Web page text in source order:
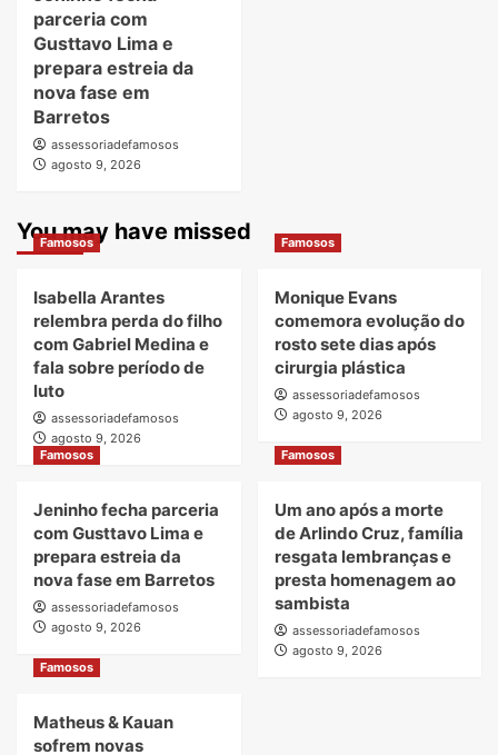
parceria com
Gusttavo Lima e
prepara estreia da
nova fase em
Barretos
assessoriadefamosos
agosto 9, 2026
You may have missed
Famosos
Isabella Arantes
relembra perda do filho
com Gabriel Medina e
fala sobre período de
luto
assessoriadefamosos
agosto 9, 2026
Famosos
Monique Evans
comemora evolução do
rosto sete dias após
cirurgia plástica
assessoriadefamosos
agosto 9, 2026
Famosos
Jeninho fecha parceria
com Gusttavo Lima e
prepara estreia da
nova fase em Barretos
assessoriadefamosos
agosto 9, 2026
Famosos
Um ano após a morte
de Arlindo Cruz, família
resgata lembranças e
presta homenagem ao
sambista
assessoriadefamosos
agosto 9, 2026
Famosos
Matheus & Kauan
sofrem novas